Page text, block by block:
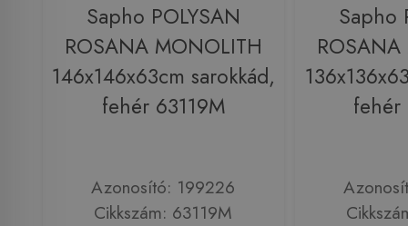
Sapho POLYSAN
ROSANA MONOLITH
146x146x63cm sarokkád,
fehér 63119M
Azonosító: 199226
Cikkszám: 63119M
Sapho
fehér